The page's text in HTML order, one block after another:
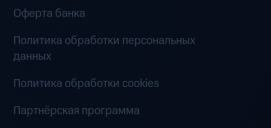
Оферта банка
Политика обработки персональных
данных
Политика обработки cookies
Партнёрская программа